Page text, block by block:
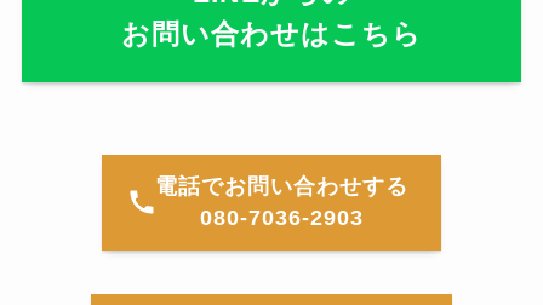
お問い合わせはこちら
電話でお問い合わせする
080-7036-2903